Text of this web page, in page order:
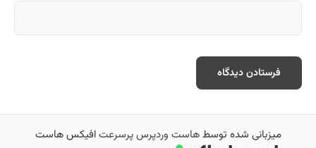
میزبانی شده توسطهاست وردپرس پرسرعتافیکس هاست